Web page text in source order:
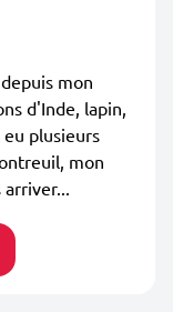
mon
d'Inde, lapin,
plusieurs
mon